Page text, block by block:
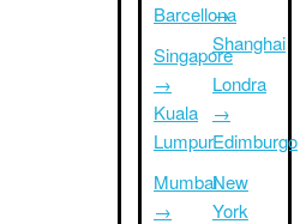
Barcellona
Singapore
→
Kuala
Lumpur
Mumbai
→
→
Shanghai
Londra
→
Edimburgo
New
York